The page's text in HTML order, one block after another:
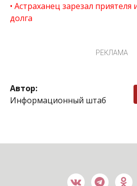
Астраханец зарезал приятеля
долга
РЕКЛАМА
Автор:
Информационный штаб